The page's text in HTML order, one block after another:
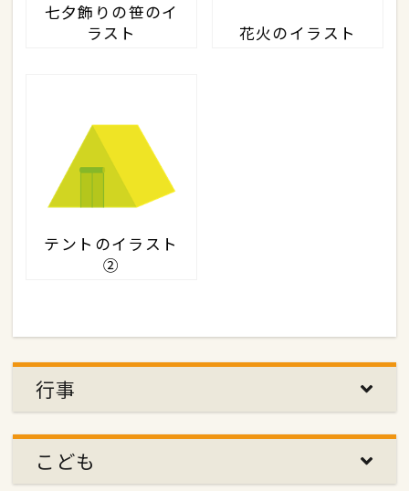
七夕飾りの笹のイ
ラスト
花火のイラスト
テントのイラスト
②
行事
こども